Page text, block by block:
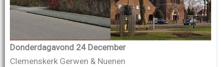
Donderdagavond 24 December
Clemenskerk Gerwen & Nuenen